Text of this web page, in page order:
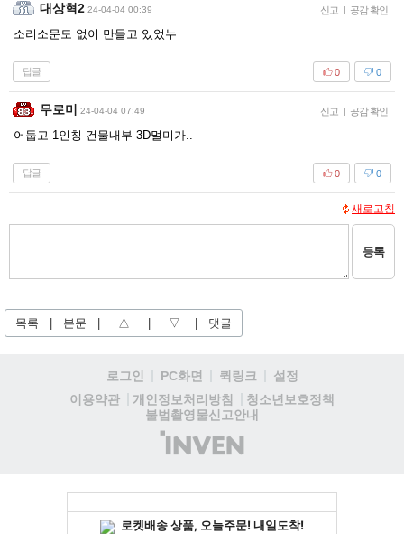
대상혁2 24-04-04 00:39 신고 | 공감 확인
소리소문도 없이 만들고 있었누
답글 0
0
무로미 24-04-04 07:49 신고 | 공감 확인
어둡고 1인칭 건물내부 3D멀미가..
답글 0
0
새로고침
등록
목록 본문 △ ▽ 댓글
로그인 PC화면 퀵링크
설정
이용약관
개인정보처리방침
청소년보호정책
불법촬영물신고안내
(주)
인